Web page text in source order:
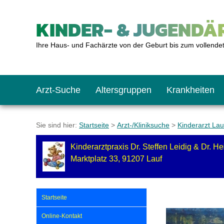
KINDER- &
Ihre Haus- und Fachärzte von der Geburt bis zum
Arzt-Suche Altersgruppen
Das erste Jahr
Kleinkinder
Jugendliche
Krankheiten
Baby: U1 bis U6
Kleinkind: U7 bis
Teenager: J1 bis J2
Impfkalender
Impfen: Wann und
Impfreaktionen
Notrufnummern
Giftnotruf
Sofortmaßnahmen
Notdienste
Sozialpädiatrie
Link-Tipps
BMI-Rechner
Körpergrößen-
Wachstum-
Sie sind hier: Startseite > Arzt-/Kliniksuche > Kinderarzt
Kinderarztpraxis Dr. Steffen Leidig & Dr.
Marktplatz 33, 91207 Lauf
Startseite
Online-Kontakt